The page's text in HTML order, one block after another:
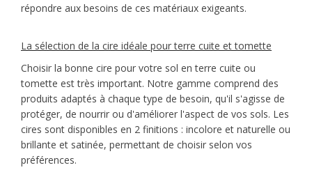
répondre aux besoins de ces matériaux exigeants.
La sélection de la cire idéale pour terre cuite et tomette
Choisir la bonne cire pour votre sol en terre cuite ou
tomette est très important. Notre gamme comprend des
produits adaptés à chaque type de besoin, qu'il s'agisse de
protéger, de nourrir ou d'améliorer l'aspect de vos sols. Les
cires sont disponibles en 2 finitions : incolore et naturelle ou
brillante et satinée, permettant de choisir selon vos
préférences.